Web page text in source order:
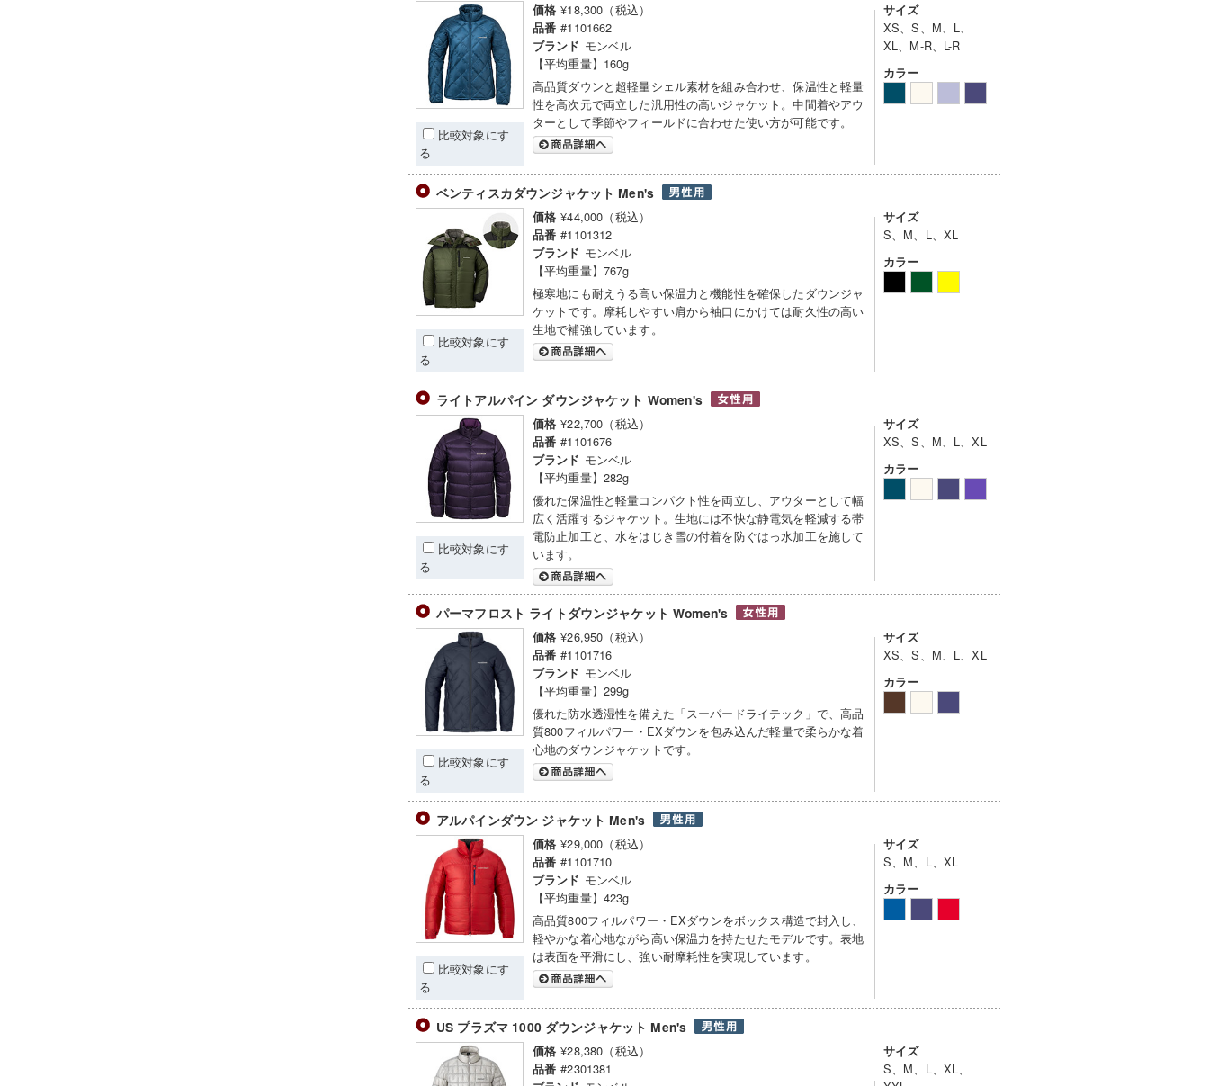
比較対象にす
る
価格 ¥18,300（税込）
品番 #1101662
ブランド モンベル
【平均重量】160g
高品質ダウンと超軽量シェル素材を組み合わせ、保温性と軽量
性を高次元で両立した汎用性の高いジャケット。中間着やアウ
ターとして季節やフィールドに合わせた使い方が可能です。
サイズ
XS、S、M、L、
XL、M-R、L-R
カラー
ベンティスカダウンジャケット Men's
比較対象にす
る
価格 ¥44,000（税込）
品番 #1101312
ブランド モンベル
【平均重量】767g
極寒地にも耐えうる高い保温力と機能性を確保したダウンジャ
ケットです。摩耗しやすい肩から袖口にかけては耐久性の高い
生地で補強しています。
サイズ
S、M、L、XL
カラー
ライトアルパイン ダウンジャケット Women's
比較対象にす
る
価格 ¥22,700（税込）
品番 #1101676
ブランド モンベル
【平均重量】282g
優れた保温性と軽量コンパクト性を両立し、アウターとして幅
広く活躍するジャケット。生地には不快な静電気を軽減する帯
電防止加工と、水をはじき雪の付着を防ぐはっ水加工を施して
います。
サイズ
XS、S、M、L、XL
カラー
パーマフロスト ライトダウンジャケット Women's
比較対象にす
る
価格 ¥26,950（税込）
品番 #1101716
ブランド モンベル
【平均重量】299g
優れた防水透湿性を備えた「スーパードライテック」で、高品
質800フィルパワー・EXダウンを包み込んだ軽量で柔らかな着
心地のダウンジャケットです。
サイズ
XS、S、M、L、XL
カラー
アルパインダウン ジャケット Men's
比較対象にす
る
価格 ¥29,000（税込）
品番 #1101710
ブランド モンベル
【平均重量】423g
高品質800フィルパワー・EXダウンをボックス構造で封入し、
軽やかな着心地ながら高い保温力を持たせたモデルです。表地
は表面を平滑にし、強い耐摩耗性を実現しています。
サイズ
S、M、L、XL
カラー
US プラズマ 1000 ダウンジャケット Men's
価格 ¥28,380（税込）
品番 #2301381
サイズ
S、M、L、XL、